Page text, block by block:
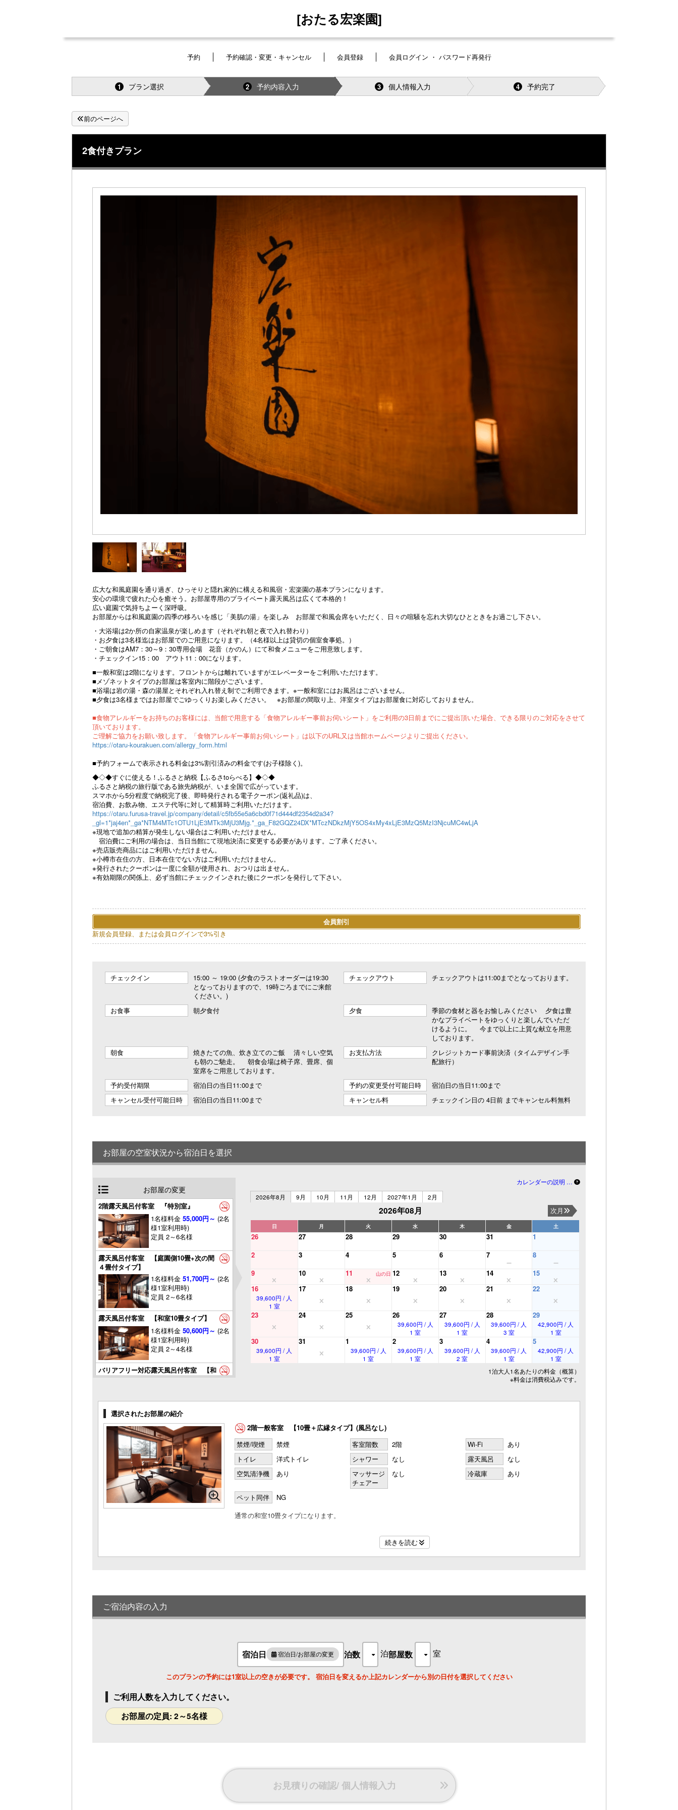
[おたる宏楽園]
予約 予約確認・変更・キャンセル 会員登録 会員ログイン ・ パスワード再発行
1 プラン選択 2 予約内容入力 3 個人情報入力 4 予約完了
前のページへ
2食付きプラン
広大な和風庭園を通り過ぎ、ひっそりと隠れ家的に構える和風宿・宏楽園の基本プランになります。
安心の環境で疲れた心を癒そう。お部屋専用のプライベート露天風呂は広くて本格的！
広い庭園で気持ちよーく深呼吸。
お部屋からは和風庭園の四季の移ろいを感じ「美肌の湯」を楽しみ お部屋で和風会席をいただく、日々の喧騒を忘れ大切なひとときをお過ごし下さい。
・大浴場は2か所の自家温泉が楽しめます（それぞれ朝と夜で入れ替わり）
・お夕食は3名様迄はお部屋でのご用意になります。（4名様以上は貸切の個室食事処。）
・ご朝食はAM7：30～9：30専用会場 花音（かのん）にて和食メニューをご用意致します。
・チェックイン15：00 アウト11：00になります。
■一般和室は2階になります。フロントからは離れていますがエレベーターをご利用いただけます。
■メゾネットタイプのお部屋は客室内に階段がございます。
■浴場は岩の湯・森の湯屋とそれぞれ入れ替え制でご利用できます。※一般和室にはお風呂はございません。
■夕食は3名様まではお部屋でごゆっくりお楽しみください。 ※お部屋の間取り上、洋室タイプはお部屋食に対応しておりません。
■食物アレルギーをお持ちのお客様には、当館で用意する「食物アレルギー事前お伺いシート」をご利用の3日前までにご提出頂いた場合、できる限りのご対応をさせて
頂いております。
ご理解ご協力をお願い致します。「食物アレルギー事前お伺いシート」は以下のURL又は当館ホームページよりご提出ください。
https://otaru-kourakuen.com/allergy_form.html
■予約フォームで表示される料金は3%割引済みの料金です(お子様除く)。
◆◇◆すぐに使える！ふるさと納税【ふるさtoらべる】◆◇◆
ふるさと納税の旅行版である旅先納税が、いま全国で広がっています。
スマホから5分程度で納税完了後、即時発行される電子クーポン(返礼品)は、
宿泊費、お飲み物、エステ代等に対して精算時ご利用いただけます。
https://otaru.furusa-travel.jp/company/detail/c5fb55e5a6cbd0f71d444df2354d2a34?
_gl=1*jaj4en*_ga*NTM4MTc1OTU1LjE3MTk3MjU3Mjg.*_ga_F82GQZ24DX*MTczNDkzMjY5OS4xMy4xLjE3MzQ5MzI3NjcuMC4wLjA
※現地で追加の精算が発生しない場合はご利用いただけません。
宿泊費にご利用の場合は、当日当館にて現地決済に変更する必要があります。ご了承ください。
※売店販売商品にはご利用いただけません。
※小樽市在住の方、日本在住でない方はご利用いただけません。
※発行されたクーポンは一度に全額が使用され、おつりは出ません。
※有効期限の関係上、必ず当館にチェックインされた後にクーポンを発行して下さい。
会員割引
新規会員登録、または会員ログインで3%引き
チェックイン
15:00 ～ 19:00 (夕食のラストオーダーは19:30
となっておりますので、19時ごろまでにご来館
ください。)
チェックアウト チェックアウトは11:00までとなっております。
お食事 朝夕食付 夕食
季節の食材と器をお愉しみください 夕食は豊
かなプライベートをゆっくりと楽しんでいただ
けるように。 今まで以上に上質な献立を用意
しております。
朝食
焼きたての魚、炊き立てのご飯 清々しい空気
も朝のご馳走。 朝食会場は椅子席、畳席、個
室席をご用意しております。
お支払方法
クレジットカード事前決済（タイムデザイン手
配旅行）
予約受付期限 宿泊日の当日11:00まで 予約の変更受付可能日時
宿泊日の当日11:00まで
キャンセル受付可能日時
宿泊日の当日11:00まで キャンセル料 チェックイン日の 4日前 までキャンセル料無料
お部屋の空室状況から宿泊日を選択
お部屋の変更
2階露天風呂付客室 『特別室』
1名様料金55,000円～ (2名
様1室利用時)
定員 2～6名様
露天風呂付客室 【庭園側10畳+次の間
４畳付タイプ】
1名様料金51,700円～ (2名
様1室利用時)
定員 2～6名様
露天風呂付客室 【和室10畳タイプ】
1名様料金50,600円～ (2名
様1室利用時)
定員 2～4名様
バリアフリー対応露天風呂付客室 【和
様1室利用時)
定員 2～4名様
露天風呂付客室【和洋室タイプ】
1名様料金49,500円～(2名
様1室利用時)
定員 2～4名様
露天風呂付客室 【メゾネットタイプ
(階段付)】
1名様料金49,500円～(2名
様1室利用時)
様1室利用時)
1名様料金31,900円～(2名
様1室利用時)
定員 2名様
カレンダーの説明 …
2026年8月
9月 10月 11月 12月 2027年1月 2月
2026年08月 次月
日 月 火 水 木 金 土
26 27 28 29 30 31
1
2
3 4 5 6 7
8
9
10 11 山の日 12 13 14
15
16
39,600円 / 人
1 室
17 18 19 20 21 22
23 24 25 26
39,600円 / 人
1 室
27
39,600円 / 人
1 室
28
39,600円 / 人
3 室
29
42,900円 / 人
1 室
30
39,600円 / 人
1 室
31 1
39,600円 / 人
1 室
2
39,600円 / 人
1 室
3
39,600円 / 人
2 室
4
39,600円 / 人
1 室
5
42,900円 / 人
1 室
1泊大人1名あたりの料金（概算）
※料金は消費税込みです。
選択されたお部屋の紹介
2階一般客室 【10畳＋広縁タイプ】(風呂なし)
禁煙/喫煙
禁煙 客室階数 2階 Wi-Fi
あり
トイレ
洋式トイレ シャワー なし 露天風呂
なし
空気清浄機
あり
マッサージ
チェアー
なし 冷蔵庫 あり
ペット同伴
NG
通常の和室10畳タイプになります。
楽園」正門よりお入りください。
続きを読む
ご宿泊内容の入力
宿泊日 宿泊日/お部屋の変更 泊数 泊部屋数 室
このプランの予約には1室以上の空きが必要です。 宿泊日を変えるか上記カレンダーから別の日付を選択してください
ご利用人数を入力してください。
お部屋の定員: 2～5名様
お見積りの確認/ 個人情報入力